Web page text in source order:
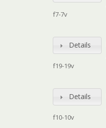
f7-7v
Details
f19-19v
Details
f10-10v